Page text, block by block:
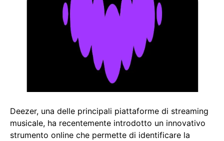
Deezer, una delle principali piattaforme di streaming
musicale, ha recentemente introdotto un innovativo
strumento online che permette di identificare la